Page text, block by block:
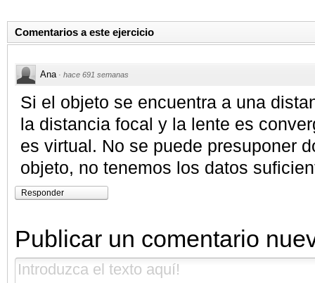
Comentarios a este ejercicio
Ana · hace 691 semanas
Si el objeto se encuentra a una
la distancia focal y la lente es
es virtual. No se puede presuponer
objeto, no tenemos los datos
Responder
Publicar un comentario